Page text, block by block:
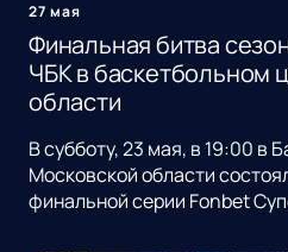
27 мая
Финальная битва
ЧБК в баскетбольном
области
В субботу, 23 мая, в 19:00 в
Московской области
финальной серии Fonbet